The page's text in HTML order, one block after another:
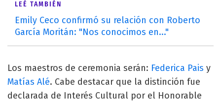
LEÉ TAMBIÉN
Emily Ceco confirmó su relación con Roberto
García Moritán: "Nos conocimos en..."
Los maestros de ceremonia serán: Federica Pais y
Matías Alé. Cabe destacar que la distinción fue
declarada de Interés Cultural por el Honorable